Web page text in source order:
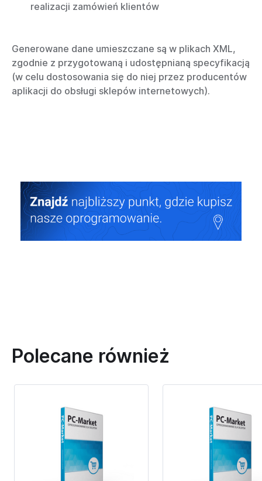
realizacji zamówień klientów
Generowane dane umieszczane są w plikach XML,
zgodnie z przygotowaną i udostępnianą specyfikacją
(w celu dostosowania się do niej przez producentów
aplikacji do obsługi sklepów internetowych).
Polecane również